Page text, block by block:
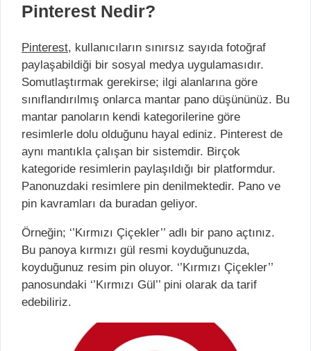
Pinterest Nedir?
Pinterest, kullanıcıların sınırsız sayıda fotoğraf
paylaşabildiği bir sosyal medya uygulamasıdır.
Somutlaştırmak gerekirse; ilgi alanlarına göre
sınıflandırılmış onlarca mantar pano düşününüz. Bu
mantar panoların kendi kategorilerine göre
resimlerle dolu olduğunu hayal ediniz. Pinterest de
aynı mantıkla çalışan bir sistemdir. Birçok
kategoride resimlerin paylaşıldığı bir platformdur.
Panonuzdaki resimlere pin denilmektedir. Pano ve
pin kavramları da buradan geliyor.
Örneğin; ‘’Kırmızı Çiçekler’’ adlı bir pano açtınız.
Bu panoya kırmızı gül resmi koyduğunuzda,
koyduğunuz resim pin oluyor. ‘’Kırmızı Çiçekler’’
panosundaki ‘’Kırmızı Gül’’ pini olarak da tarif
edebiliriz.